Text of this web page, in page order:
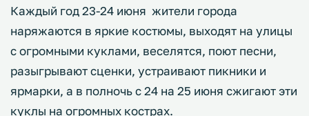
Каждый год 23-24 июня жители города
наряжаются в яркие костюмы, выходят на улицы
с огромными куклами, веселятся, поют песни,
разыгрывают сценки, устраивают пикники и
ярмарки, а в полночь с 24 на 25 июня сжигают эти
куклы на огромных кострах.